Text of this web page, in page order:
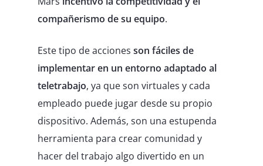
compañerismo de su equipo.
Este tipo de accionesson fáciles de
implementar en un entorno adaptado al
teletrabajo, ya que son virtuales y cada
empleado puede jugar desde su propio
dispositivo. Además, son una estupenda
herramienta para crear comunidad y
hacer del trabajo algo divertido en un